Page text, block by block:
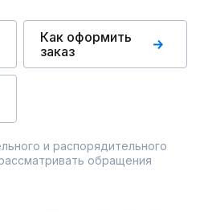
Как оформить
заказ
и распорядительного
обращения